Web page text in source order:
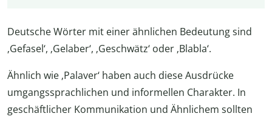
Deutsche Wörter mit einer ähnlichen Bedeutung sind
‚Gefasel‘, ‚Gelaber‘, ‚Geschwätz‘ oder ‚Blabla‘.
Ähnlich wie ‚Palaver‘ haben auch diese Ausdrücke
umgangssprachlichen und informellen Charakter. In
geschäftlicher Kommunikation und Ähnlichem sollten